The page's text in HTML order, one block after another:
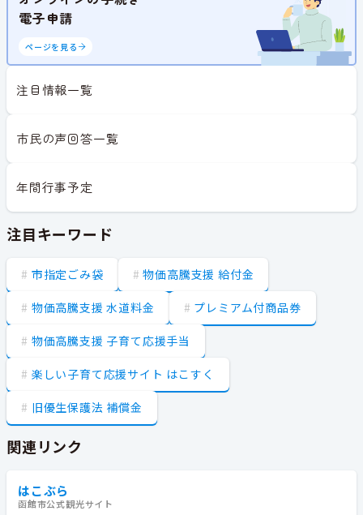
電子申請
ページを見る
注目情報一覧
市民の声回答一覧
年間行事予定
注目キーワード
市指定ごみ袋 物価高騰支援 給付金
物価高騰支援 水道料金 プレミアム付商品券
物価高騰支援 子育て応援手当
楽しい子育て応援サイト はこすく
旧優生保護法 補償金
関連リンク
はこぶら
函館市公式観光サイト